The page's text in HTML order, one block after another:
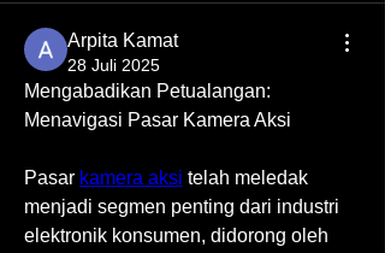
Arpita Kamat
28 Juli 2025
Mengabadikan Petualangan:
Menavigasi Pasar Kamera Aksi
Pasar kamera aksi telah meledak
menjadi segmen penting dari industri
elektronik konsumen, didorong oleh